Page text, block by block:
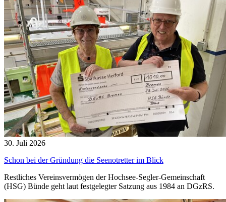
30. Juli 2026
Schon bei der Gründung die Seenotretter im Blick
Restliches Vereinsvermögen der Hochsee-Segler-Gemeinschaft
(HSG) Bünde geht laut festgelegter Satzung aus 1984 an DGzRS.